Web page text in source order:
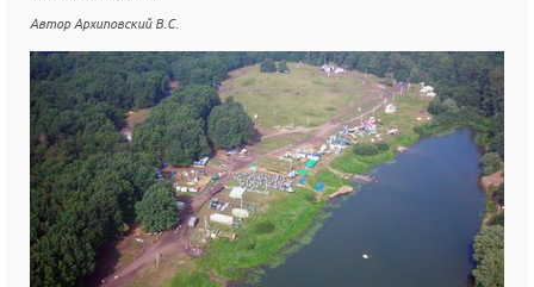
Автор Архиповский В.С.